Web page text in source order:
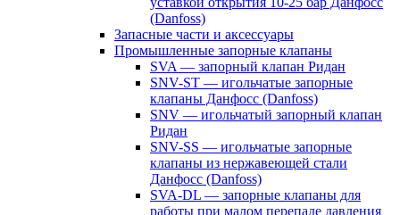
(Danfoss)
Запасные части и аксессуары
Промышленные запорные клапаны
SVA — запорный клапан Ридан
SNV-ST — игольчатые запорные
клапаны Данфосс (Danfoss)
SNV — игольчатый запорный клапан
Ридан
SNV-SS — игольчатые запорные
клапаны из нержавеющей стали
Данфосс (Danfoss)
SVA-DL — запорные клапаны для
работы при малом перепаде давления